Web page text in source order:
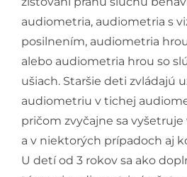
audiometria, audiometria s
posilnením, audiometria
alebo audiometria hrou so
ušiach. Staršie deti zvládajú
audiometriu v tichej
pričom zvyčajne sa
a v niektorých prípadoch aj
U detí od 3 rokov sa ako